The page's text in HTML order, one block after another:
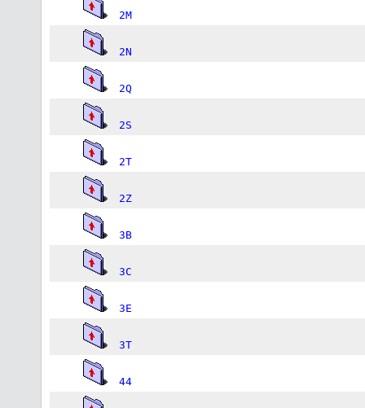
2M
2N
2Q
2S
2T
2Z
3B
3C
3E
3T
44